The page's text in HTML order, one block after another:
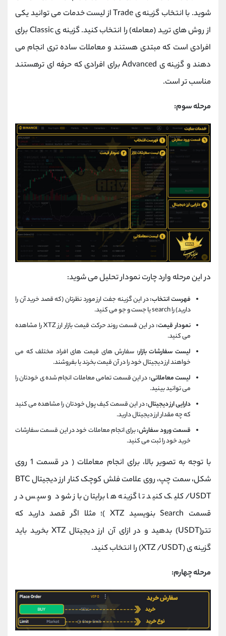
شوید. با انتخاب گزینه ی Trade از لیست خدمات می توانید یکی
از روش های ترید (معامله) را انتخاب کنید. گزینه ی Classic برای
افرادی است که مبتدی هستند و معاملات ساده تری انجام می
دهند و گزینه ی Advanced برای افرادی که حرفه ای ترهستند
مناسب تر است.
مرحله سوم:
در این مرحله وارد چارت نمودار تحلیل می شوید:
فهرست انتخاب:در این گزینه جفت ارز مورد نظرتان (که قصد خرید آن را
دارید) را search یا جست و جو می کنید.
نمودار قیمت:
در این قسمت روند حرکت قیمت بازار ارز XTZ را مشاهده
می کنید.
لیست سفارشات بازار: سفارش های قیمت های افراد مختلف که می
خواهند ارز دیجیتال خود را در آن قیمت بخرند یا بفروشند.
لیست معاملاتی:در این قسمت تمامی معاملات انجام شده ی خودتان را
می توانید بینید.
دارایی ارز دیجیتال:در این قسمت کیف پول خودتان را مشاهده می کنید
که چه مقدار ارز دیجیتال دارید.
قسمت ورود سفارش:برای انجام معاملات خود در این قسمت سفارشات
خرید خود را ثبت می کنید.
با توجه به تصویر بالا، برای انجام معاملات ( در قسمت 1 روی
شکل، سمت چپ، روی علامت فلش کوچک کنار ارز دیجیتال BTC
/USDT کلیک کنید تا گزینه ها برایتان باز شود و سپس در
قسمت Search بنویسید XTZ )؛ مثلا اگر قصد دارید که
تتر(USDT) بدهید و در ازای آن ارز دیجیتال XTZ بخرید باید
گزینه ی (XTZ /USDT) را انتخاب کنید.
مرحله چهارم: